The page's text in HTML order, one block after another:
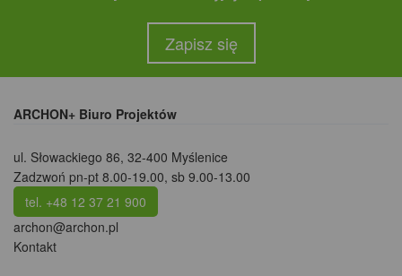
Zapisz się
ARCHON+ Biuro Projektów
ul. Słowackiego 86, 32-400 Myślenice
Zadzwoń pn-pt 8.00-19.00, sb 9.00-13.00
tel. +48 12 37 21 900
archon@archon.pl
Kontakt